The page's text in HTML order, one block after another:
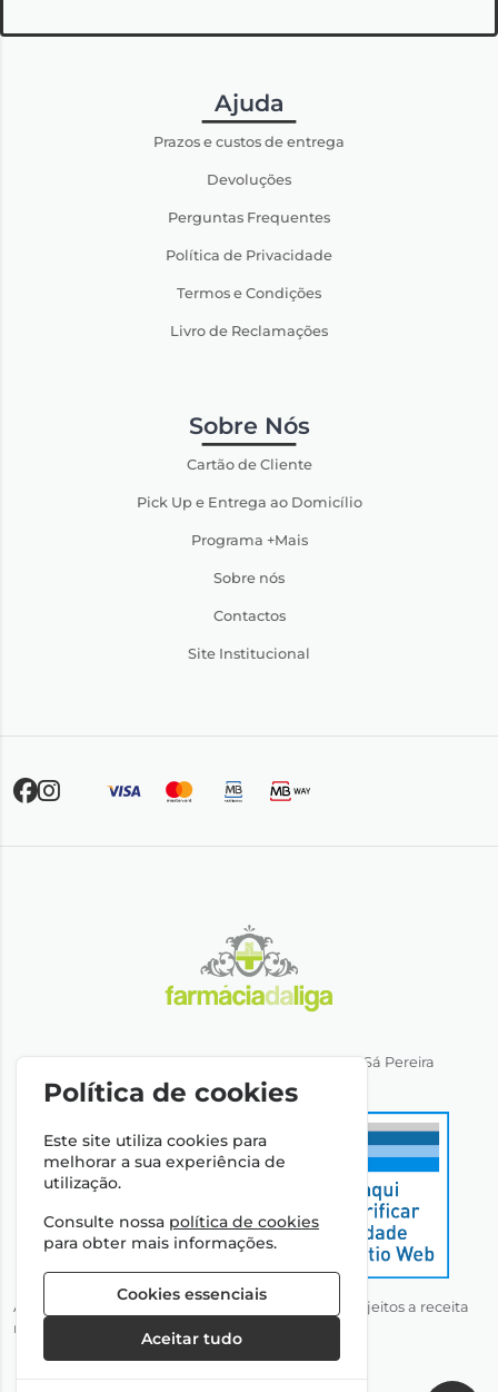
Ajuda
Prazos e custos de entrega
Devoluções
Perguntas Frequentes
Política de Privacidade
Termos e Condições
Livro de Reclamações
Sobre Nós
Cartão de Cliente
Pick Up e Entrega ao Domicílio
Programa +Mais
Sobre nós
Contactos
Site Institucional
Direção Técnica: Dra. Ana Rita Miranda de Sá Pereira
NIPC: 501064974
Autorizado a disponibilizar medicamentos não sujeitos a receita
médica através da Internet pelo Infarmed, I.P.
Política de cookies
Este site utiliza cookies para
melhorar a sua experiência de
utilização.
Consulte nossa política de cookies
para obter mais informações.
Cookies essenciais
Aceitar tudo